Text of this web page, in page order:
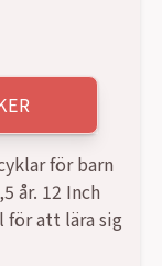
för barn
år. 12 Inch
för att lära sig